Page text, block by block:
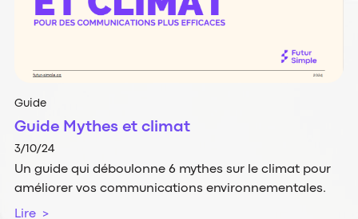
Guide
Guide Mythes et climat
3/10/24
Un guide qui déboulonne 6 mythes sur le climat pour
améliorer vos communications environnementales.
Lire >